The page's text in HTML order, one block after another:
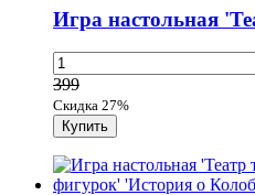
Игра настольная
399
Скидка 27%